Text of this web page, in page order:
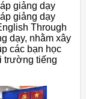
giảng dạy
giảng dạy
Through
dạy, nhằm xây
các bạn học
trường tiếng